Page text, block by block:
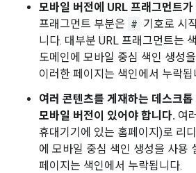
모바일 버전에 URL 프래그먼트
프래그먼트 부분은 # 기호로 시
니다. 대부분 URL 프래그먼트는
도메인에 모바일 중심 색인 생성
이러한 페이지는 색인에서 누락됩
여러 콘텐츠를 게재하는 데스크
모바일 버전이 있어야 합니다. 여
휴대기기에 있는 홈페이지)로 리
에 모바일 중심 색인 생성을 사용
페이지는 색인에서 누락됩니다.